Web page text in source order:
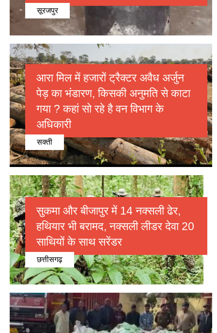
सूरजपुर
आरा मिल में हजारों ट्रैक्टर अवैध अर्जुन
पेड़ का भंडारण, किसकी अनुमति से काटा
गया ? कहां सो रहे है वन विभाग के
अधिकारी
सक्ती
सुकमा और बीजापुर में 14 नक्सली ढेर,
हथियार भी बरामद, नक्सली लीडर देवा 20
साथियों के साथ सरेंडर
छत्तीसगढ़